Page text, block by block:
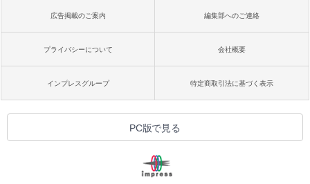
広告掲載のご案内 編集部へのご連絡
プライバシーについて 会社概要
インプレスグループ 特定商取引法に基づく表示
PC版で見る